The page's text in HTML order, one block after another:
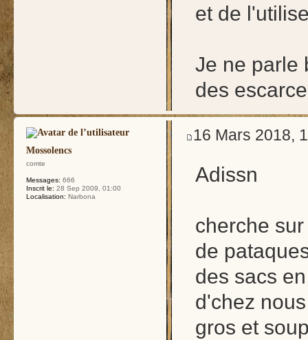
et de
Je ne parle
des
Mossolencs
comte
Messages: 666
Inscrit le: 28 Sep 2009, 01:00
Localisation: Narbona
16 Mars 2018,
Adissn
cherche
de
des sacs
d'chez
gros et